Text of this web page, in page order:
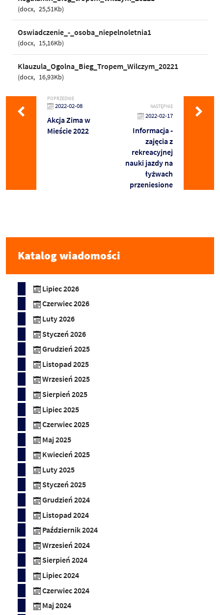
docx 25,51Kb
Oswiadczenie_-_osoba_niepelnoletnia1
docx 15,16Kb
Klauzula_Ogolna_Bieg_Tropem_Wilczym_20221
docx 16,93Kb
POPRZEDNIE
2022-02-08
Akcja Zima w
Mieście 2022
NASTĘPNIE
2022-02-17
Informacja -
zajęcia z
rekreacyjnej
nauki jazdy na
łyżwach
przeniesione
Katalog wiadomości
Lipiec 2026
Czerwiec 2026
Luty 2026
Styczeń 2026
Grudzień 2025
Listopad 2025
Wrzesień 2025
Sierpień 2025
Lipiec 2025
Czerwiec 2025
Maj 2025
Kwiecień 2025
Luty 2025
Styczeń 2025
Grudzień 2024
Listopad 2024
Październik 2024
Wrzesień 2024
Sierpień 2024
Lipiec 2024
Czerwiec 2024
Maj 2024